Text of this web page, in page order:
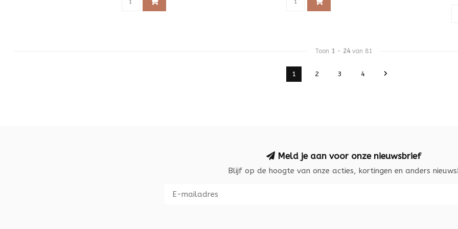
Toon 1 - 24van 81
1 2 3 4
Meld je aan voor onze nieuwsbrief
Blijf op de hoogte van onze acties, kortingen en anders nieuws!